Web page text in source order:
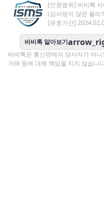
[인증범위] 바비톡
(심사받지 않은 물리
[유효기간]
바비톡 알아보기
바비톡은 통신판매의 당사자가 아
거래 등에 대해 책임을 지지 않습니